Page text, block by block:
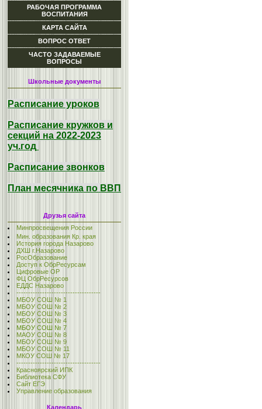
РАБОЧАЯ ПРОГРАММА
ВОСПИТАНИЯ
КАРТА САЙТА
ВОПРОС ОТВЕТ
ЧАСТО ЗАДАВАЕМЫЕ
ВОПРОСЫ
Школьные документы
Расписание уроков
Расписание кружков и
секций на 2022-2023
уч.год
Расписание звонков
План месячника по ВВП
Друзья сайта
Минпросвещения России
Мин. образования Кр. края
История города Назарово
ДХШ г.Назарово
РосОбразование
Доступ к ОбрРесурсам
Цифровые ОР
ФЦ ОбрРесурсов
ЕДДС Назарово
------------------------------------
МБОУ СОШ № 1
МБОУ СОШ № 2
МБОУ СОШ № 3
МБОУ СОШ № 4
МБОУ СОШ № 7
МАОУ СОШ № 8
МБОУ СОШ № 9
МБОУ СОШ № 11
МКОУ СОШ № 17
------------------------------------
Красноярский ИПК
Библиотека СФУ
Сайт ЕГЭ
Управление образования
Календарь